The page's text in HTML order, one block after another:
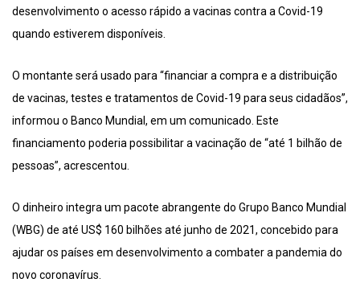
desenvolvimento o acesso rápido a vacinas contra a Covid-19
quando estiverem disponíveis.
O montante será usado para “financiar a compra e a distribuição
de vacinas, testes e tratamentos de Covid-19 para seus cidadãos”,
informou o Banco Mundial, em um comunicado. Este
financiamento poderia possibilitar a vacinação de “até 1 bilhão de
pessoas”, acrescentou.
O dinheiro integra um pacote abrangente do Grupo Banco Mundial
(WBG) de até US$ 160 bilhões até junho de 2021, concebido para
ajudar os países em desenvolvimento a combater a pandemia do
novo coronavírus.